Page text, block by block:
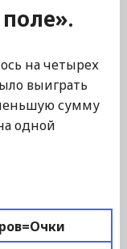
на четырех
выиграть
сумму
одной